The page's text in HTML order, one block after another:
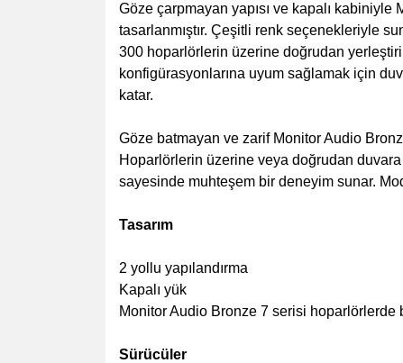
Göze çarpmayan yapısı ve kapalı
tasarlanmıştır. Çeşitli renk seçenekleriyle
300 hoparlörlerin üzerine doğrudan
konfigürasyonlarına uyum sağlamak için
katar.
Göze batmayan ve zarif Monitor Audio
Hoparlörlerin üzerine veya doğrudan
sayesinde muhteşem bir deneyim sunar.
Tasarım
2 yollu yapılandırma
Kapalı yük
Monitor Audio Bronze 7 serisi hoparlörlerde
Sürücüler